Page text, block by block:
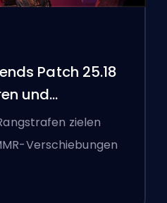
Patch 25.18
und
zielen
Verschiebungen